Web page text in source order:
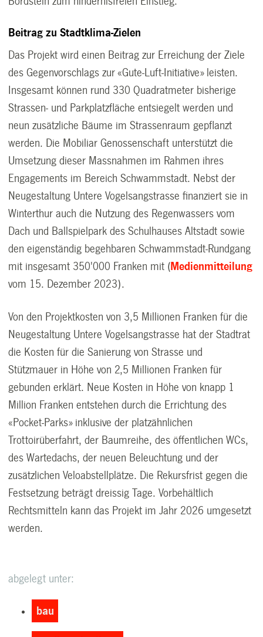
Beitrag zu Stadtklima-Zielen
Das Projekt wird einen Beitrag zur Erreichung der Ziele
des Gegenvorschlags zur «Gute-Luft-Initiative» leisten.
Insgesamt können rund 330 Quadratmeter bisherige
Strassen- und Parkplatzfläche entsiegelt werden und
neun zusätzliche Bäume im Strassenraum gepflanzt
werden. Die Mobiliar Genossenschaft unterstützt die
Umsetzung dieser Massnahmen im Rahmen ihres
Engagements im Bereich Schwammstadt. Nebst der
Neugestaltung Untere Vogelsangstrasse finanziert sie in
Winterthur auch die Nutzung des Regenwassers vom
Dach und Ballspielpark des Schulhauses Altstadt sowie
den eigenständig begehbaren Schwammstadt-Rundgang
mit insgesamt 350'000 Franken mit (Medienmitteilung
vom 15. Dezember 2023).
Von den Projektkosten von 3,5 Millionen Franken für die
Neugestaltung Untere Vogelsangstrasse hat der Stadtrat
die Kosten für die Sanierung von Strasse und
Stützmauer in Höhe von 2,5 Millionen Franken für
gebunden erklärt. Neue Kosten in Höhe von knapp 1
Million Franken entstehen durch die Errichtung des
«Pocket-Parks» inklusive der platzähnlichen
Trottoirüberfahrt, der Baumreihe, des öffentlichen WCs,
des Wartedachs, der neuen Beleuchtung und der
zusätzlichen Veloabstellplätze. Die Rekursfrist gegen die
Festsetzung beträgt dreissig Tage. Vorbehältlich
Rechtsmitteln kann das Projekt im Jahr 2026 umgesetzt
werden.
abgelegt unter:
bau